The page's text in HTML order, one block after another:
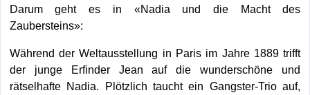
Darum geht es in «Nadia und die Macht des
Zaubersteins»:
Während der Weltausstellung in Paris im Jahre 1889 trifft
der junge Erfinder Jean auf die wunderschöne und
rätselhafte Nadia. Plötzlich taucht ein Gangster-Trio auf,